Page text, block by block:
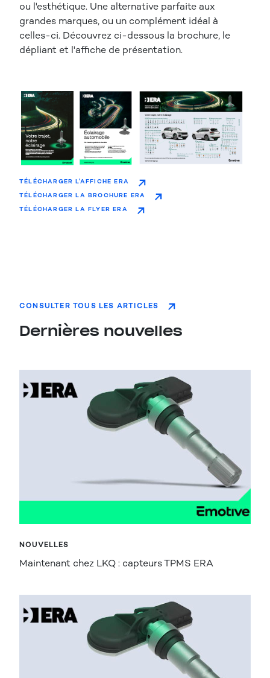
ou l'esthétique. Une alternative parfaite aux
grandes marques, ou un complément idéal à
celles-ci. Découvrez ci-dessous la brochure, le
dépliant et l'affiche de présentation.
TÉLÉCHARGER L'AFFICHE ERA
TÉLÉCHARGER LA BROCHURE ERA
TÉLÉCHARGER LA FLYER ERA
Dernières nouvelles
CONSULTER TOUS LES ARTICLES
NOUVELLES
Maintenant chez LKQ : capteurs TPMS ERA